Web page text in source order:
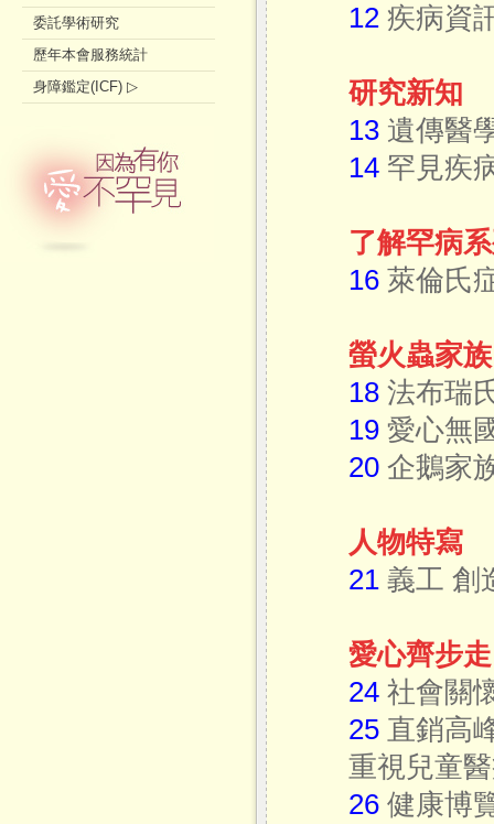
12 疾病資
研究新知
13 遺傳醫
14 罕見疾
了解罕病
16萊倫氏
螢火蟲家族
18法布瑞
19 愛心無
20 企鵝家
人物特寫
21 義工 創
愛心齊步走
24社會關
25 直銷高
重視兒童
26 健康博
委託學術研究
歷年本會服務統計
身障鑑定(ICF) ▷